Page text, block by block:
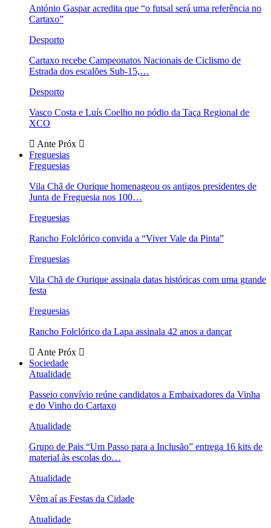
António Gaspar acredita que “o futsal será uma referência no
Cartaxo”
Desporto
Cartaxo recebe Campeonatos Nacionais de Ciclismo de
Estrada dos escalões Sub-15,…
Desporto
Vasco Costa e Luís Coelho no pódio da Taça Regional de
XCO
Ante Próx
Freguesias
Freguesias
Vila Chã de Ourique homenageou os antigos presidentes de
Junta de Freguesia nos 100…
Freguesias
Rancho Folclórico convida a “Viver Vale da Pinta”
Freguesias
Vila Chã de Ourique assinala datas históricas com uma grande
festa
Freguesias
Rancho Folclórico da Lapa assinala 42 anos a dançar
Ante Próx
Sociedade
Atualidade
Passeio convívio reúne candidatos a Embaixadores da Vinha
e do Vinho do Cartaxo
Atualidade
Grupo de Pais “Um Passo para a Inclusão” entrega 16 kits de
material às escolas do…
Atualidade
Vêm aí as Festas da Cidade
Atualidade